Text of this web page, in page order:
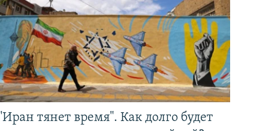
тянет время". Как долго будет